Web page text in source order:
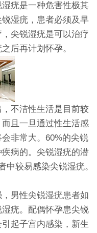
疣是一种危害性极其
湿疣，患者必须及早
尖锐湿疣是可以治疗
后再计划怀孕。
不洁性生活是目前较
且一旦通过性生活感
非常大。60%的尖锐
病的。尖锐湿疣的潜
中较易感染尖锐湿疣。
男性尖锐湿疣患者如
疣。配偶怀孕患尖锐
起子宫内感染，新生